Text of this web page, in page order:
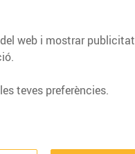
web i mostrar publicitat
teves preferències.